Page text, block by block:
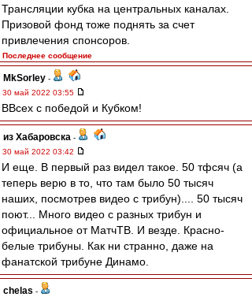
Трансляции кубка на центральных каналах.
Призовой фонд тоже поднять за счет
привлечения спонсоров.
Последнее сообщение
MkSorley -
30 май 2022 03:55
ВВсех с победой и Кубком!
из Хабаровска -
30 май 2022 03:42
И еще. В первый раз видел такое. 50 тфсяч (а
теперь верю в то, что там было 50 тысяч
наших, посмотрев видео с трибун).... 50 тысяч
поют... Много видео с разных трибун и
официальное от МатчТВ. И везде. Красно-
белые трибуны. Как ни странно, даже на
фанатской трибуне Динамо.
chelas -